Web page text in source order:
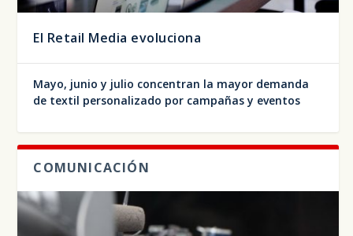
El Retail Media evoluciona
Mayo, junio y julio concentran la mayor demanda
de textil personalizado por campañas y eventos
COMUNICACIÓN